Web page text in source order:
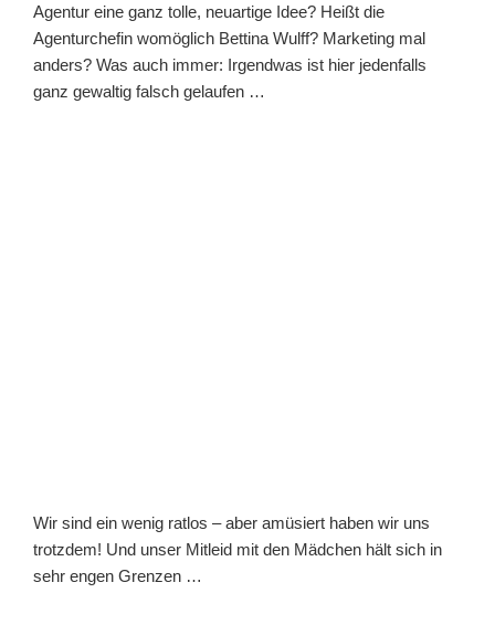
Agentur eine ganz tolle, neuartige Idee? Heißt die
Agenturchefin womöglich Bettina Wulff? Marketing mal
anders? Was auch immer: Irgendwas ist hier jedenfalls
ganz gewaltig falsch gelaufen …
Wir sind ein wenig ratlos – aber amüsiert haben wir uns
trotzdem! Und unser Mitleid mit den Mädchen hält sich in
sehr engen Grenzen …